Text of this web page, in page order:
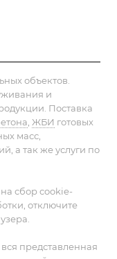
объектов
и
Поставка
ЖБИ готовых
масс,
а так же услуги по
сбор cookie-
отключите
представленная